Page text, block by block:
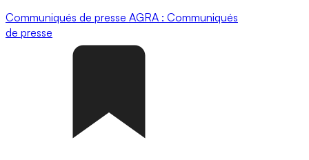
Communiqués de presse AGRA : Communiqués
de presse